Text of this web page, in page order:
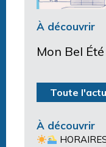
À découvrir
Mon Bel
Toute
À découvrir